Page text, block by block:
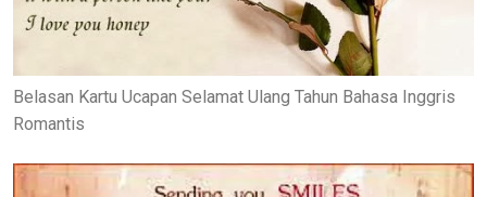
Belasan Kartu Ucapan Selamat Ulang Tahun Bahasa Inggris
Romantis